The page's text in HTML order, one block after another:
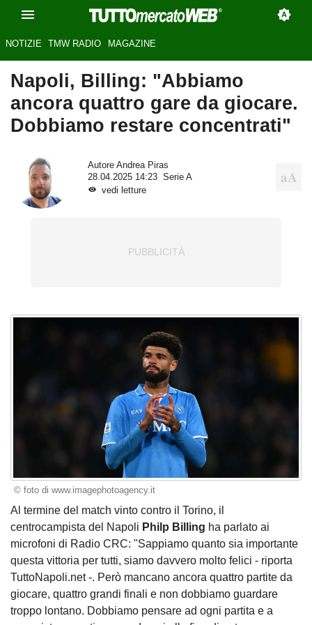
NOTIZIE TMW RADIO MAGAZINE
Napoli, Billing: "Abbiamo
ancora quattro gare da giocare.
Dobbiamo restare concentrati"
Autore Andrea Piras
28.04.2025 14:23
Serie A
vedi letture
© foto di www.imagephotoagency.it
Al termine del match vinto contro il Torino, il
centrocampista del Napoli Philp Billing ha parlato ai
microfoni di Radio CRC: "Sappiamo quanto sia importante
questa vittoria per tutti, siamo davvero molto felici - riporta
TuttoNapoli.net -. Però mancano ancora quattro partite da
giocare, quattro grandi finali e non dobbiamo guardare
troppo lontano. Dobbiamo pensare ad ogni partita e a